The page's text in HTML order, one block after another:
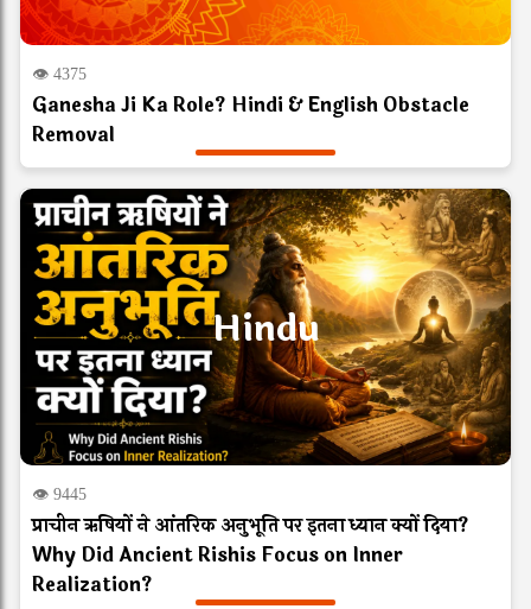
👁 4375
Ganesha Ji Ka Role? Hindi & English Obstacle
Removal
Hindu
👁 9445
प्राचीन ऋषियों ने आंतरिक अनुभूति पर इतना ध्यान क्यों दिया?
Why Did Ancient Rishis Focus on Inner
Realization?